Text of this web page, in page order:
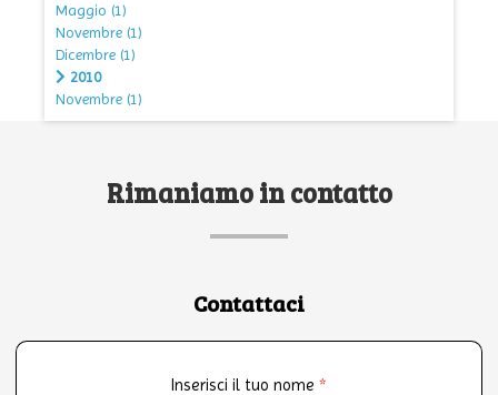
Maggio (1)
Novembre (1)
Dicembre (1)
2010
Novembre (1)
Rimaniamo in contatto
Contattaci
Inserisci il tuo nome *